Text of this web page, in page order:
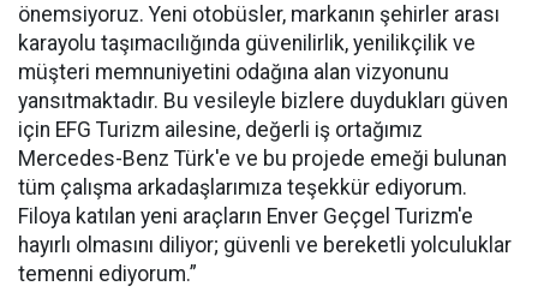
önemsiyoruz. Yeni otobüsler, markanın şehirler arası
karayolu taşımacılığında güvenilirlik, yenilikçilik ve
müşteri memnuniyetini odağına alan vizyonunu
yansıtmaktadır. Bu vesileyle bizlere duydukları güven
için EFG Turizm ailesine, değerli iş ortağımız
Mercedes-Benz Türk'e ve bu projede emeği bulunan
tüm çalışma arkadaşlarımıza teşekkür ediyorum.
Filoya katılan yeni araçların Enver Geçgel Turizm'e
hayırlı olmasını diliyor; güvenli ve bereketli yolculuklar
temenni ediyorum.”